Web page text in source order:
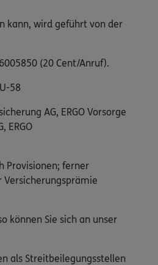
kann, wird geführt von der
(20 Cent/Anruf).
58
AG, ERGO Vorsorge
ERGO
Provisionen; ferner
Versicherungsprämie
können Sie sich an unser
als Streitbeilegungsstellen